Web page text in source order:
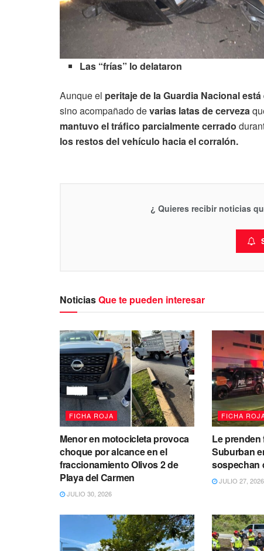
Las “frías” lo delataron
Aunque el peritaje de la Guardia Nacional
sino acompañado devarias latas de cerveza
mantuvo el tráfico parcialmente cerrado
los restos del vehículo hacia el corralón.
¿ Quieres recibir noticias
NoticiasQue te pueden interesar
FICHA ROJA
Menor en motocicleta provoca
choque por alcance en el
fraccionamiento Olivos 2 de
Playa del Carmen
JULIO 30, 2026
FICHA
Le
Suburban
sospechan
JULIO 27, 2026